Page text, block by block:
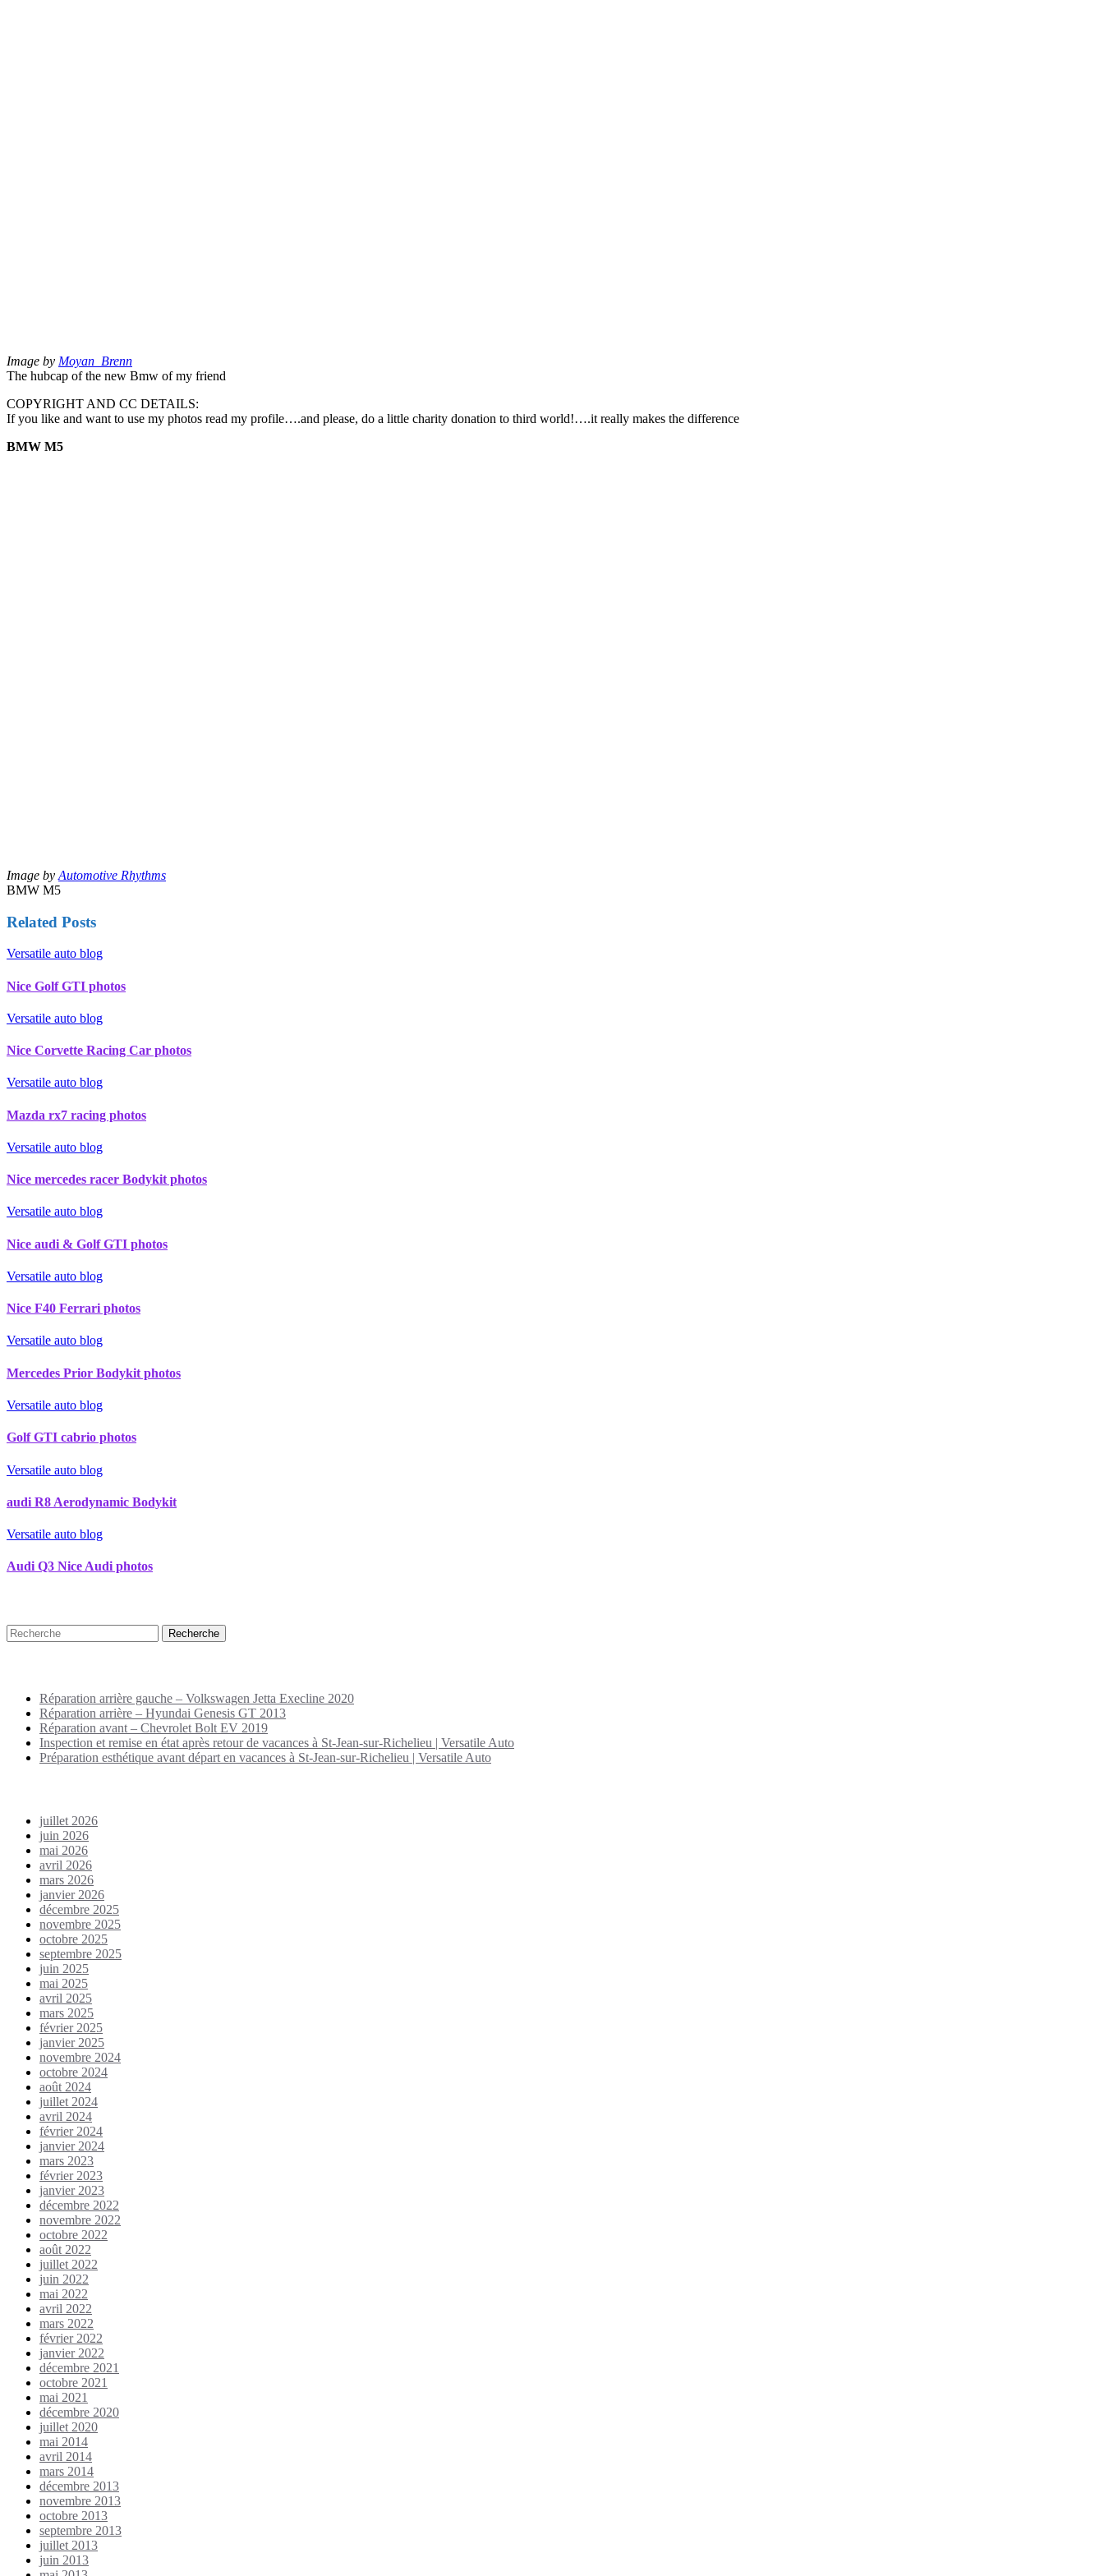
Image by Moyan_Brenn
The hubcap of the new Bmw of my friend
COPYRIGHT AND CC DETAILS:
If you like and want to use my photos read my profile….and please, do a little charity donation to third world!….it really makes the difference
BMW M5
Image by Automotive Rhythms
BMW M5
Related Posts
Versatile auto blog
Nice Golf GTI photos
Versatile auto blog
Nice Corvette Racing Car photos
Versatile auto blog
Mazda rx7 racing photos
Versatile auto blog
Nice mercedes racer Bodykit photos
Versatile auto blog
Nice audi & Golf GTI photos
Versatile auto blog
Nice F40 Ferrari photos
Versatile auto blog
Mercedes Prior Bodykit photos
Versatile auto blog
Golf GTI cabrio photos
Versatile auto blog
audi R8 Aerodynamic Bodykit
Versatile auto blog
Audi Q3 Nice Audi photos
Réparation arrière gauche – Volkswagen Jetta Execline 2020
Réparation arrière – Hyundai Genesis GT 2013
Réparation avant – Chevrolet Bolt EV 2019
Inspection et remise en état après retour de vacances à St-Jean-sur-Richelieu | Versatile Auto
Préparation esthétique avant départ en vacances à St-Jean-sur-Richelieu | Versatile Auto
juillet 2026
juin 2026
mai 2026
avril 2026
mars 2026
janvier 2026
décembre 2025
novembre 2025
octobre 2025
septembre 2025
juin 2025
mai 2025
avril 2025
mars 2025
février 2025
janvier 2025
novembre 2024
octobre 2024
août 2024
juillet 2024
avril 2024
février 2024
janvier 2024
mars 2023
février 2023
janvier 2023
décembre 2022
novembre 2022
octobre 2022
août 2022
juillet 2022
juin 2022
mai 2022
avril 2022
mars 2022
février 2022
janvier 2022
décembre 2021
octobre 2021
mai 2021
décembre 2020
juillet 2020
mai 2014
avril 2014
mars 2014
décembre 2013
novembre 2013
octobre 2013
septembre 2013
juillet 2013
juin 2013